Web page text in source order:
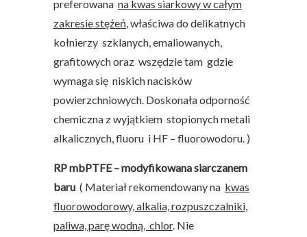
preferowana na kwas siarkowy w całym
zakresie stężeń, właściwa do delikatnych
kołnierzy szklanych, emaliowanych,
grafitowych oraz wszędzie tam gdzie
wymaga się niskich nacisków
powierzchniowych. Doskonała odporność
chemiczna z wyjątkiem stopionych metali
alkalicznych, fluoru i HF – fluorowodoru. )
RP mbPTFE – modyfikowana siarczanem
baru ( Materiał rekomendowany na kwas
fluorowodorowy, alkalia, rozpuszczalniki,
paliwa, parę wodną, chlor. Nie